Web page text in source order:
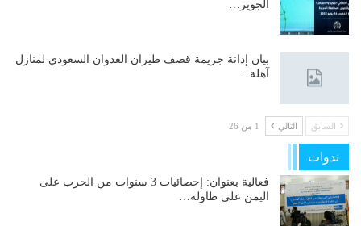
الجوير…
بيان إدانة جريمة قصف طيران العدوان السعودي لمنازل
آهلة…
السابق التالي 1 من 26
ندوات
فعالية بعنوان: إحصائيات 3 سنوات من الحرب على
اليمن على طاولة…